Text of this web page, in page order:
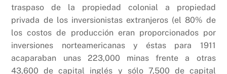
traspaso de la propiedad colonial a propiedad
privada de los inversionistas extranjeros (el 80% de
los costos de producción eran proporcionados por
inversiones norteamericanas y éstas para 1911
acaparaban unas 223,000 minas frente a otras
43,600 de capital inglés y sólo 7,500 de capital